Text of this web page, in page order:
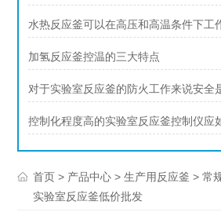
水热反应釜可以在高压和高温条件下工
加氢反应釜控温的三大特点
对于实验室反应釜的防火工作来说安全
控制化程度高的实验室反应釜控制仪应
首页 > 产品中心 >生产用反应釜 >常
实验室反应釜低价批发